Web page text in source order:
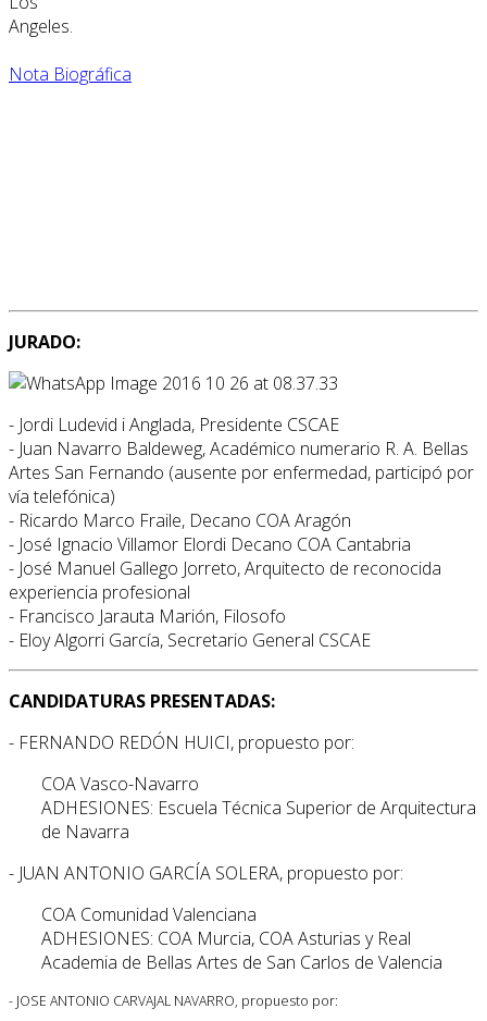
Angeles.
Nota Biográfica
JURADO:
- Jordi Ludevid i Anglada, Presidente CSCAE
- Juan Navarro Baldeweg, Académico numerario R. A. Bellas
Artes San Fernando (ausente por enfermedad, participó por
vía telefónica)
- Ricardo Marco Fraile, Decano COA Aragón
- José Ignacio Villamor Elordi Decano COA Cantabria
- José Manuel Gallego Jorreto, Arquitecto de reconocida
experiencia profesional
- Francisco Jarauta Marión, Filosofo
- Eloy Algorri García, Secretario General CSCAE
CANDIDATURAS PRESENTADAS:
- FERNANDO REDÓN HUICI, propuesto por:
COA Vasco-Navarro
ADHESIONES: Escuela Técnica Superior de Arquitectura
de Navarra
- JUAN ANTONIO GARCÍA SOLERA, propuesto por:
COA Comunidad Valenciana
ADHESIONES: COA Murcia, COA Asturias y Real
Academia de Bellas Artes de San Carlos de Valencia
- JOSE ANTONIO CARVAJAL NAVARRO, propuesto por: